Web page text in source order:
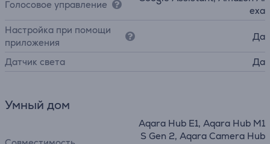
Голосовое управление
exa
Настройка при помощи
приложения
Да
Датчик света Да
Умный дом
Aqara Hub E1, Aqara Hub M1
S Gen 2, Aqara Camera Hub